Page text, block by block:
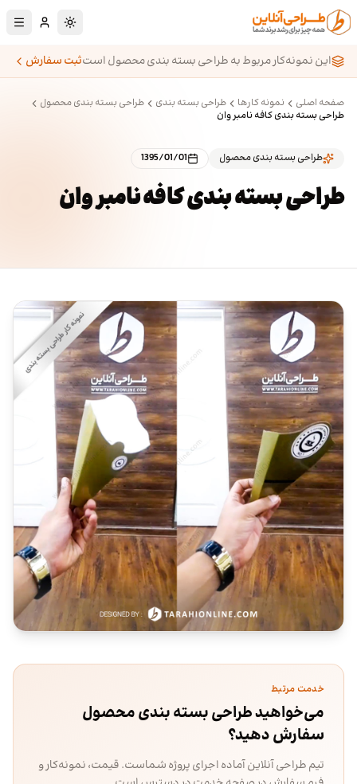
پرش به محتوای اصلی
تغییر به حالت
این نمونه‌کار مربوط به طراحی بسته بندی محصول استثبت سفارش
صفحه اصلی نمونه کارها طراحی بسته بندی
طراحی بسته بندی محصول
طراحی بسته بندی کافه نامبر وان
طراحی بسته بندی محصول 1395/01/01
طراحی بسته بندی کافه نامبر وان
خدمت مرتبط
می‌خواهید طراحی بسته بندی محصول
سفارش دهید؟
تیم طراحی آنلاین آماده اجرای پروژه شماست. قیمت، نمونه‌کار و